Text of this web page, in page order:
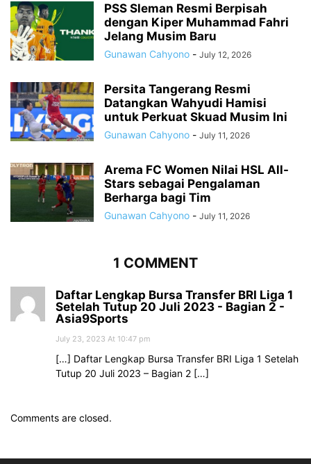
PSS Sleman Resmi Berpisah
dengan Kiper Muhammad Fahri
Jelang Musim Baru
Gunawan Cahyono - July 12, 2026
Persita Tangerang Resmi
Datangkan Wahyudi Hamisi
untuk Perkuat Skuad Musim Ini
Gunawan Cahyono - July 11, 2026
Arema FC Women Nilai HSL All-
Stars sebagai Pengalaman
Berharga bagi Tim
Gunawan Cahyono - July 11, 2026
1 COMMENT
Daftar Lengkap Bursa Transfer BRI Liga 1
Setelah Tutup 20 Juli 2023 - Bagian 2 -
Asia9Sports
July 23, 2023 At 10:47 pm
[…] Daftar Lengkap Bursa Transfer BRI Liga 1 Setelah
Tutup 20 Juli 2023 – Bagian 2 […]
Comments are closed.